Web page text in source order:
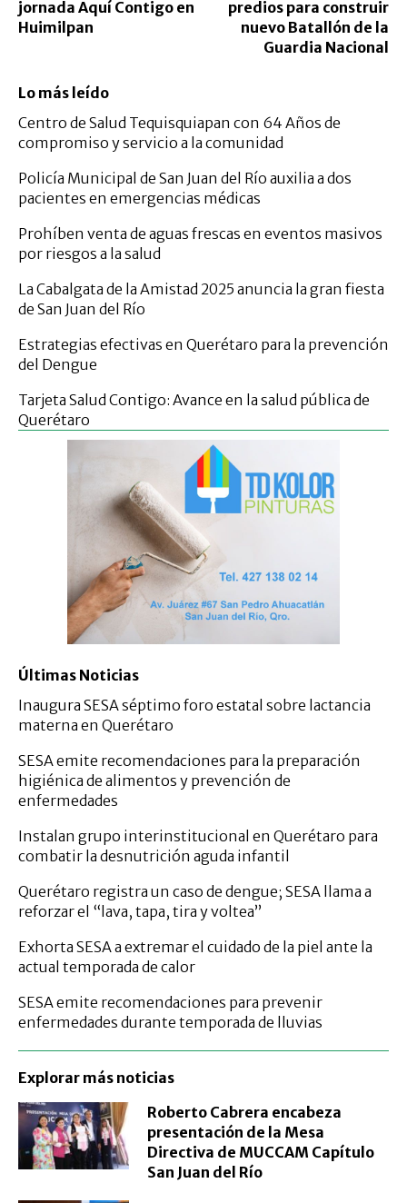
jornada Aquí Contigo en
Huimilpan
predios para construir
nuevo Batallón de la
Guardia Nacional
Lo más leído
Centro de Salud Tequisquiapan con 64 Años de
compromiso y servicio a la comunidad
Policía Municipal de San Juan del Río auxilia a dos
pacientes en emergencias médicas
Prohíben venta de aguas frescas en eventos masivos
por riesgos a la salud
La Cabalgata de la Amistad 2025 anuncia la gran fiesta
de San Juan del Río
Estrategias efectivas en Querétaro para la prevención
del Dengue
Tarjeta Salud Contigo: Avance en la salud pública de
Querétaro
Últimas Noticias
Inaugura SESA séptimo foro estatal sobre lactancia
materna en Querétaro
SESA emite recomendaciones para la preparación
higiénica de alimentos y prevención de
enfermedades
Instalan grupo interinstitucional en Querétaro para
combatir la desnutrición aguda infantil
Querétaro registra un caso de dengue; SESA llama a
reforzar el “lava, tapa, tira y voltea”
Exhorta SESA a extremar el cuidado de la piel ante la
actual temporada de calor
SESA emite recomendaciones para prevenir
enfermedades durante temporada de lluvias
Explorar más noticias
Roberto Cabrera encabeza
presentación de la Mesa
Directiva de MUCCAM Capítulo
San Juan del Río